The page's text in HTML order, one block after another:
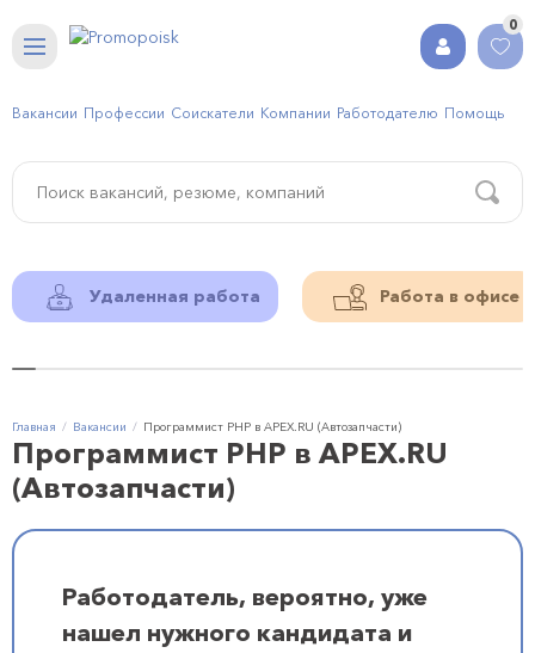
0
Вакансии Профессии Соискатели Компании Работодателю Помощь
Удаленная работа Работа в офисе
Главная Вакансии Программист PHP в APEX.RU (Автозапчасти)
Программист PHP в APEX.RU
(Автозапчасти)
Работодатель, вероятно, уже
нашел нужного кандидата и